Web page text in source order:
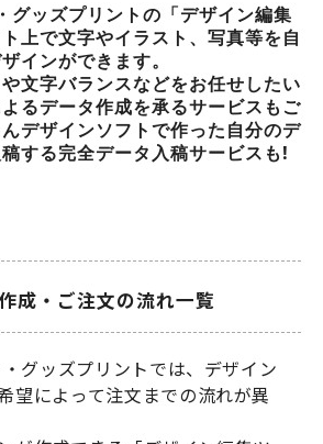
グッズプリントの「デザイン編集
上で文字やイラスト、写真等を自
インができます。
文字バランスなどをお任せしたい
るデータ作成を承るサービスもご
デザインソフトで作った自分のデ
する完全データ入稿サービスも!
成・ご注文の流れ一覧
グッズプリントでは、デザイン
望によって注文までの流れが異